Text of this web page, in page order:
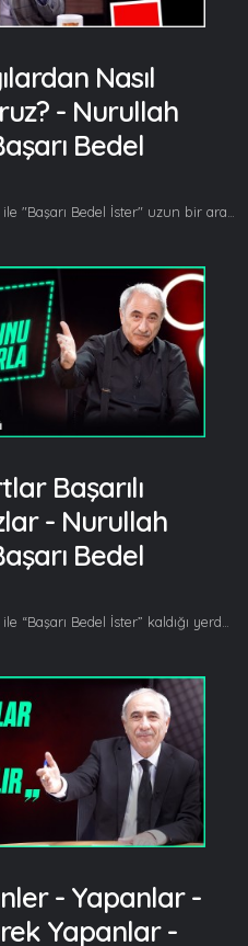
Nasıl
- Nurullah
Bedel
Başarılı
- Nurullah
Bedel
- Yapanlar -
Yapanlar -